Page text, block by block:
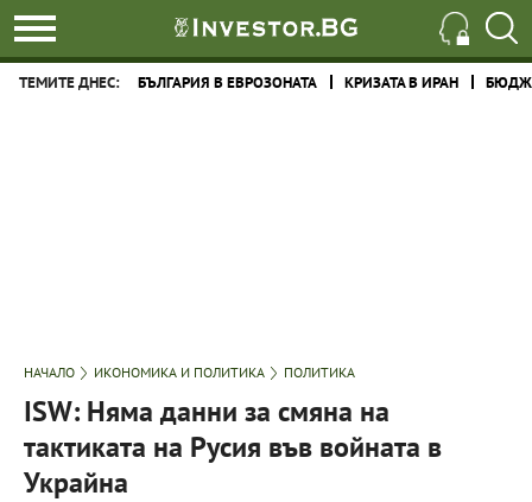
ТЕМИТЕ ДНЕС: БЪЛГАРИЯ В ЕВРОЗОНАТА КРИЗАТА В ИРАН
НАЧАЛО ИКОНОМИКА И ПОЛИТИКА ПОЛИТИКА
ISW: Няма данни за смяна на
тактиката на Русия във войната в
Украйна